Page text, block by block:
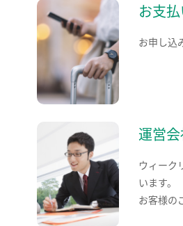
お支
お申し込
運営
ウィーク
います。
お客様の